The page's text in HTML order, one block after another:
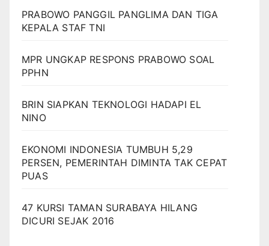
PRABOWO PANGGIL PANGLIMA DAN TIGA
KEPALA STAF TNI
MPR UNGKAP RESPONS PRABOWO SOAL
PPHN
BRIN SIAPKAN TEKNOLOGI HADAPI EL
NINO
EKONOMI INDONESIA TUMBUH 5,29
PERSEN, PEMERINTAH DIMINTA TAK CEPAT
PUAS
47 KURSI TAMAN SURABAYA HILANG
DICURI SEJAK 2016